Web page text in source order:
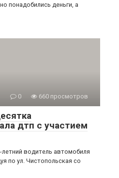
понадобились деньги, а
0
660 просмотров
дтп с участием
летний водитель автомобиля
по ул. Чистопольская со